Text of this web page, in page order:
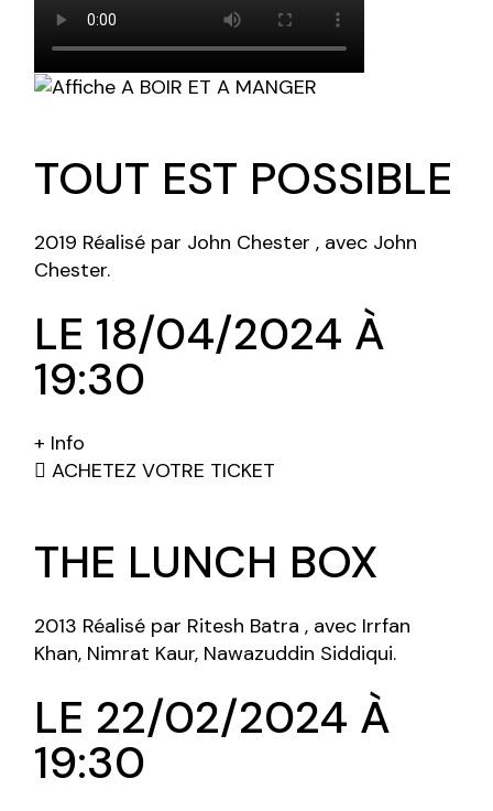
TOUT EST POSSIBLE
2019 Réalisé par John Chester , avec John
Chester.
LE 18/04/2024 À
19:30
+ Info
ACHETEZ VOTRE TICKET
THE LUNCH BOX
2013 Réalisé par Ritesh Batra , avec Irrfan
Khan, Nimrat Kaur, Nawazuddin Siddiqui.
LE 22/02/2024 À
19:30